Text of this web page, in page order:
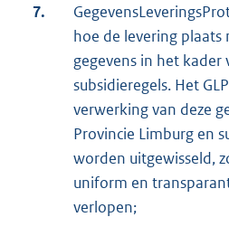
e
r
n
e
l
i
n
k
7.
hoe de levering
gegevens in het kader
subsidieregels. Het
verwerking van deze
Provincie Limburg en
worden uitgewisseld,
uniform en
verlopen;